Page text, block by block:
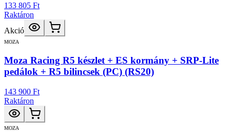
133 805 Ft
Raktáron
Akció
MOZA
Moza Racing R5 készlet + ES kormány + SRP-Lite
pedálok + R5 bilincsek (PC) (RS20)
143 900 Ft
Raktáron
MOZA